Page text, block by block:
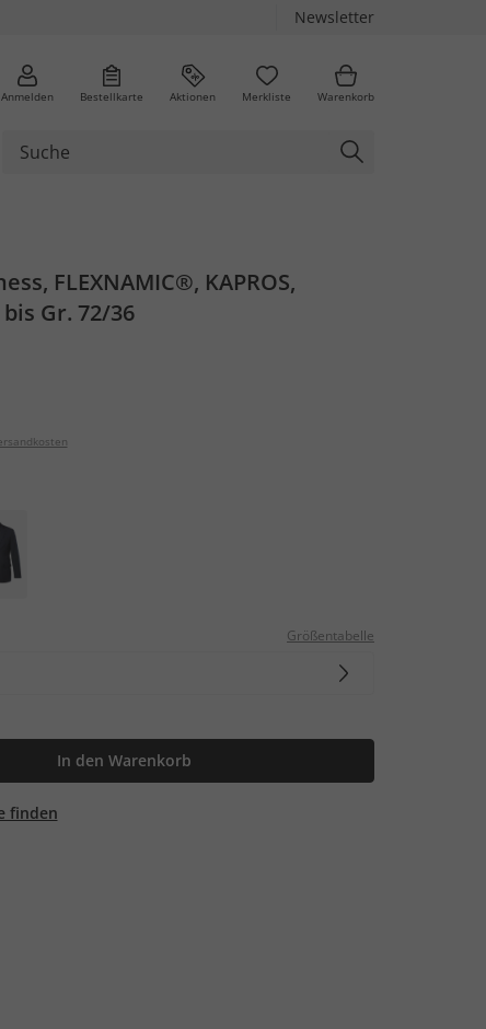
Newsletter
Anmelden Bestellkarte Aktionen Merkliste Warenkorb
FLEXNAMIC®, KAPROS,
Gr. 72/36
Größentabelle
In den Warenkorb
finden